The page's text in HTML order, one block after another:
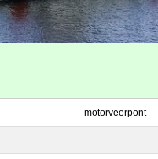
motorveerpont